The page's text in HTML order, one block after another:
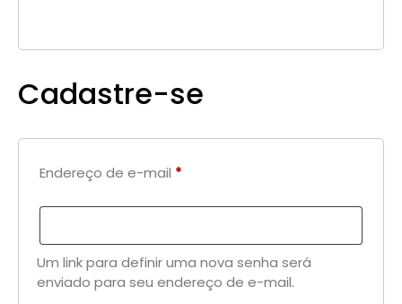
Cadastre-se
Endereço de e-mail *
Um link para definir uma nova senha será
enviado para seu endereço de e-mail.